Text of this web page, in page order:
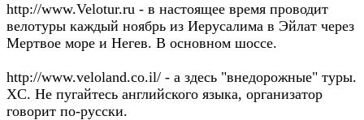
http://www.Velotur.ru - в настоящее время проводит
велотуры каждый ноябрь из Иерусалима в Эйлат через
Мертвое море и Негев. В основном шоссе.
http://www.veloland.co.il/ - а здесь "внедорожные" туры.
XC. Не пугайтесь английского языка, организатор
говорит по-русски.